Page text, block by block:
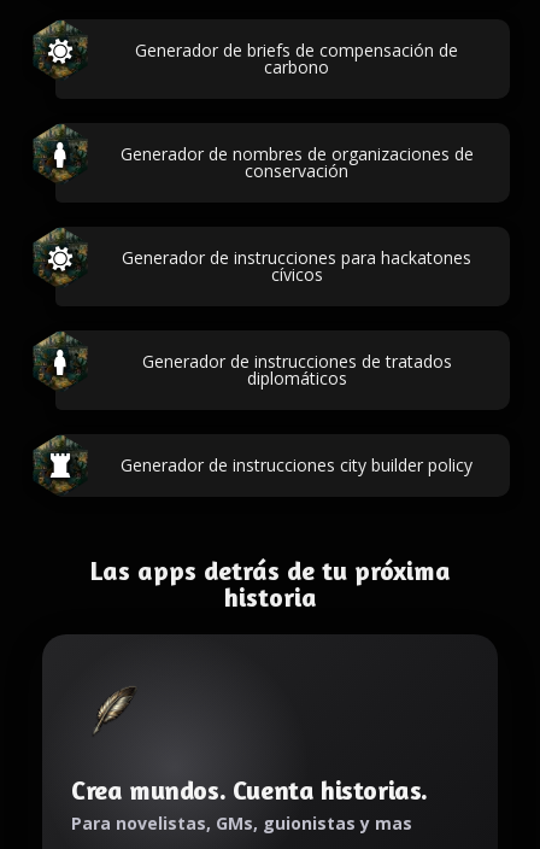
Generador de briefs de compensación de
carbono
Generador de nombres de organizaciones de
conservación
Generador de instrucciones para hackatones
cívicos
Generador de instrucciones de tratados
diplomáticos
Generador de instrucciones city builder policy
Las apps detrás de tu próxima
historia
Crea mundos. Cuenta historias.
Para novelistas, GMs, guionistas y mas